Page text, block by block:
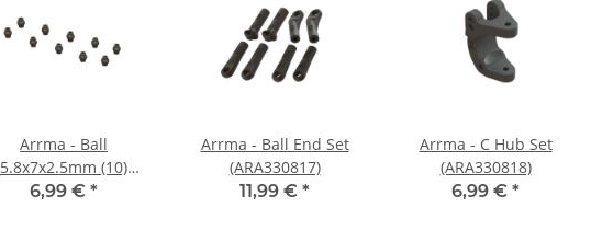
Arrma - Ball
5.8x7x2.5mm (10)
(ARA330805)
6,99 € *
Arrma - Ball End Set
(ARA330817)
11,99 € *
Arrma - C Hub Set
(ARA330818)
6,99 € *